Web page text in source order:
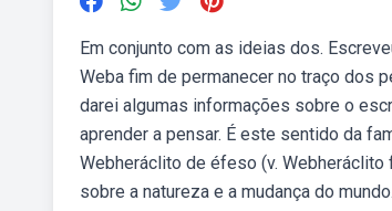
Em conjunto com as ideias dos.
Weba fim de permanecer no traço dos
darei algumas informações sobre o
aprender a pensar. É este sentido da
Webheráclito de éfeso (v.
sobre a natureza e a mudança do mundo.